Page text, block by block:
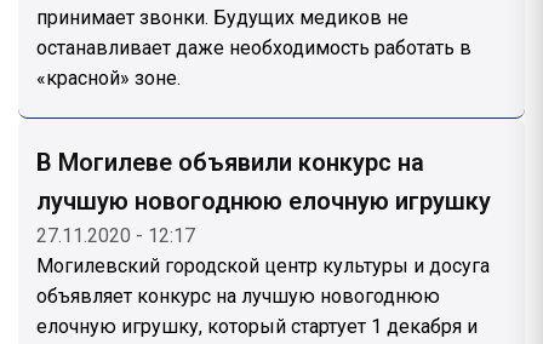
принимает звонки. Будущих медиков не
останавливает даже необходимость работать в
«красной» зоне.
В Могилеве объявили конкурс на
лучшую новогоднюю елочную игрушку
27.11.2020 - 12:17
Могилевский городской центр культуры и досуга
объявляет конкурс на лучшую новогоднюю
елочную игрушку, который стартует 1 декабря и